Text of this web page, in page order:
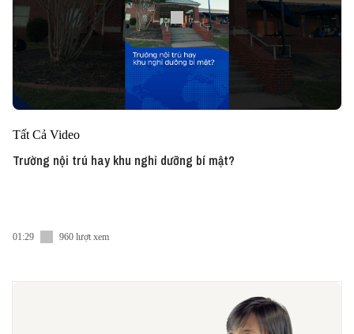
Tất Cả Video
Trường nội trú hay khu nghỉ dưỡng bí mật?
01:29 960 lượt xem